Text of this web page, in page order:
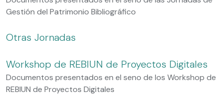
Gestión del Patrimonio Bibliográfico
Otras Jornadas
Workshop de REBIUN de Proyectos Digitales
Documentos presentados en el seno de los Workshop de
REBIUN de Proyectos Digitales